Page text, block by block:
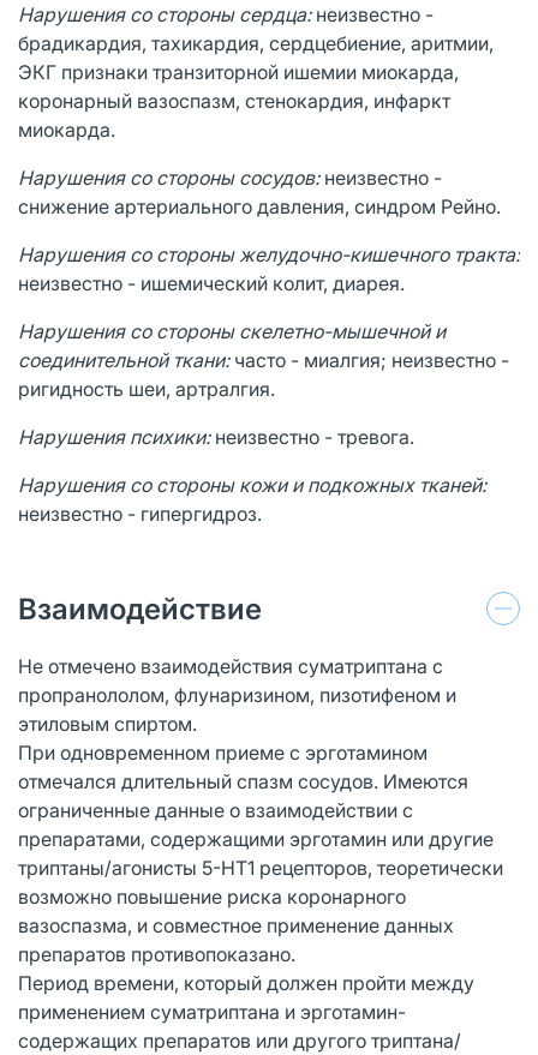
Нарушения со стороны сердца: неизвестно -
брадикардия, тахикардия, сердцебиение, аритмии,
ЭКГ признаки транзиторной ишемии миокарда,
коронарный вазоспазм, стенокардия, инфаркт
миокарда.
Нарушения со стороны сосудов: неизвестно -
снижение артериального давления, синдром Рейно.
Нарушения со стороны желудочно-кишечного тракта:
неизвестно - ишемический колит, диарея.
Нарушения со стороны скелетно-мышечной и
соединительной ткани: часто - миалгия; неизвестно -
ригидность шеи, артралгия.
Нарушения психики: неизвестно - тревога.
Нарушения со стороны кожи и подкожных тканей:
неизвестно - гипергидроз.
Взаимодействие
Не отмечено взаимодействия суматриптана с
пропранололом, флунаризином, пизотифеном и
этиловым спиртом.
При одновременном приеме с эрготамином
отмечался длительный спазм сосудов. Имеются
ограниченные данные о взаимодействии с
препаратами, содержащими эрготамин или другие
триптаны/агонисты 5-НТ1 рецепторов, теоретически
возможно повышение риска коронарного
вазоспазма, и совместное применение данных
препаратов противопоказано.
Период времени, который должен пройти между
применением суматриптана и эрготамин-
содержащих препаратов или другого триптана/